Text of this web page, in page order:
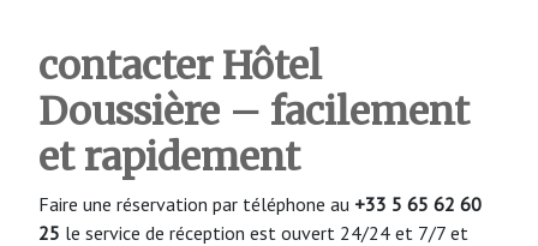
contacter Hôtel
Doussière – facilement
et rapidement
Faire une réservation par téléphone au +33 5 65 62 60
25 le service de réception est ouvert 24/24 et 7/7 et